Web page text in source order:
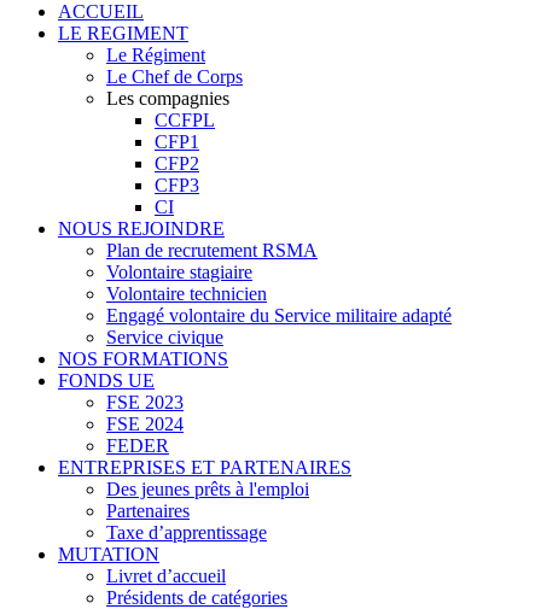
ACCUEIL
LE REGIMENT
Le Régiment
Le Chef de Corps
Les compagnies
CCFPL
CFP1
CFP2
CFP3
CI
NOUS REJOINDRE
Plan de recrutement RSMA
Volontaire stagiaire
Volontaire technicien
Engagé volontaire du Service militaire adapté
Service civique
NOS FORMATIONS
FONDS UE
FSE 2023
FSE 2024
FEDER
ENTREPRISES ET PARTENAIRES
Des jeunes prêts à l'emploi
Partenaires
Taxe d’apprentissage
MUTATION
Livret d’accueil
Présidents de catégories